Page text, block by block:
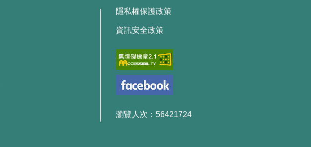
隱私權保護政策
資訊安全政策
瀏覽人次：56421724